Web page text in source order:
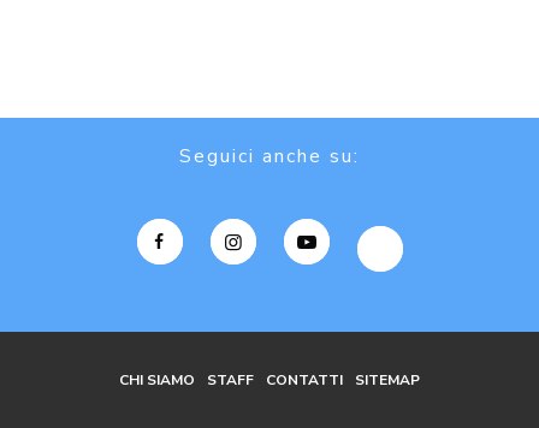
Seguici anche su:
CHI SIAMO STAFF CONTATTI SITEMAP